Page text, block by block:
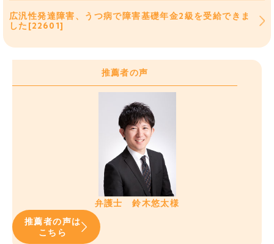
広汎性発達障害、うつ病で障害基礎年金2級を受給できま
した[22601]
推薦者の声
弁護士 鈴木悠太様
推薦者の声は
こちら